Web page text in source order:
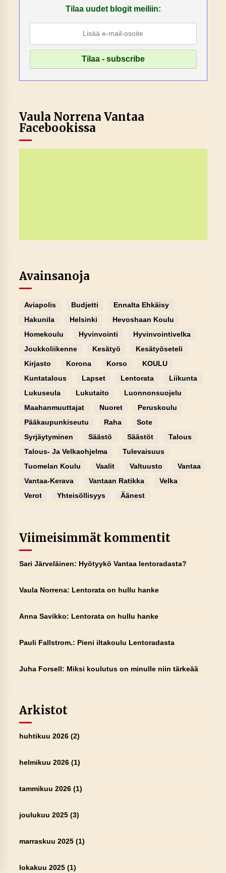
Tilaa uudet blogit meiliin:
Vaula Norrena Vantaa
Facebookissa
Avainsanoja
Aviapolis Budjetti
Ennalta Ehkäisy
Hakunila
Helsinki
Hevoshaan Koulu
Homekoulu
Hyvinvointi
Hyvinvointivelka
Joukkoliikenne
Kesätyö
Kesätyöseteli
Kirjasto
Korona Korso
KOULU
Kuntatalous
Lapset Lentorata
Liikunta
Lukuseula
Lukutaito
Luonnonsuojelu
Maahanmuuttajat
Nuoret
Peruskoulu
Pääkaupunkiseutu
Raha
Sote
Syrjäytyminen
Säästö Säästöt
Talous
Talous- Ja Velkaohjelma
Tulevaisuus
Tuomelan Koulu
Vaalit Valtuusto
Vantaa
Vantaa-Kerava
Vantaan Ratikka
Velka
Verot
Yhteisöllisyys Äänest
Viimeisimmät kommentit
Sari Järveläinen: Hyötyykö Vantaa lentoradasta?
Vaula Norrena: Lentorata on hullu hanke
Anna Savikko: Lentorata on hullu hanke
Pauli Fallstrom.: Pieni iltakoulu Lentoradasta
Juha Forsell: Miksi koulutus on minulle niin tärkeää
Arkistot
huhtikuu 2026(2)
helmikuu 2026(1)
tammikuu 2026(1)
joulukuu 2025(3)
marraskuu 2025(1)
lokakuu 2025(1)